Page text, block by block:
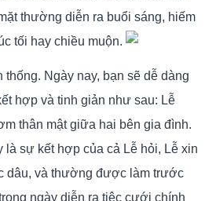
thường diễn ra buổi sáng, hiếm
tối hay chiều muộn.
Ngày nay, bạn sẽ dễ dàng
hợp và tinh giản như sau: Lễ
thân mật giữa hai bên gia đình.
là sự kết hợp của cả Lễ hỏi, Lễ xin
dâu, và thường được làm trước
ngày diễn ra tiệc cưới chính